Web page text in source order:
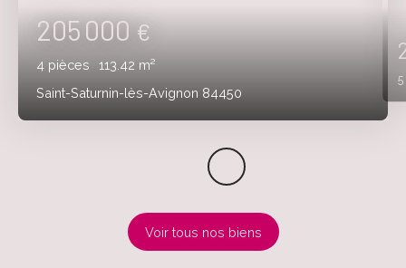
205 000€
4 pièces 113.42 m²
Saint-Saturnin-lès-Avignon 84450
5
Voir tous nos biens